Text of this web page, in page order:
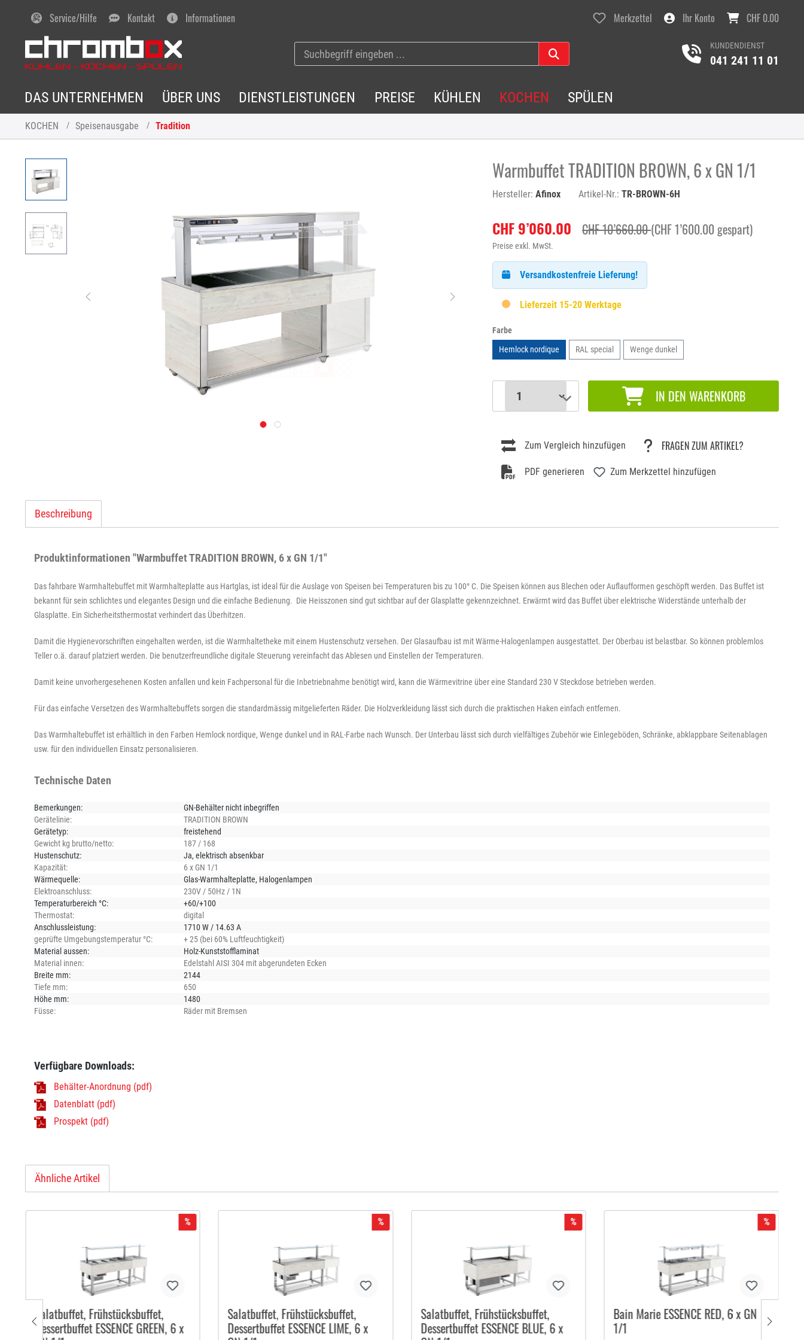
Service/Hilfe Kontakt Informationen Merkzettel Ihr Konto CHF 0.00
KUNDENDIENST
041 241 11 01
DAS UNTERNEHMEN ÜBER UNS DIENSTLEISTUNGEN PREISE KÜHLEN KOCHEN SPÜLEN
KOCHEN Speisenausgabe Tradition
Warmbuffet TRADITION BROWN, 6 x GN 1/1
Hersteller:Afinox Artikel-Nr.:TR-BROWN-6H
CHF 9’060.00 CHF 10’660.00(CHF 1’600.00 gespart)
Preise exkl. MwSt.
Versandkostenfreie Lieferung!
Lieferzeit 15-20 Werktage
Farbe
Hemlock nordique
RAL special Wenge dunkel
IN DEN WARENKORB
Zum Vergleich hinzufügen FRAGEN ZUM ARTIKEL?
PDF generieren Zum Merkzettel hinzufügen
Verfügbare Downloads:
Behälter-Anordnung (pdf)
Datenblatt (pdf)
Prospekt (pdf)
Beschreibung
Produktinformationen "Warmbuffet TRADITION BROWN, 6 x GN 1/1"
Das fahrbare Warmhaltebuffet mit Warmhalteplatte aus Hartglas, ist ideal für die Auslage von Speisen bei Temperaturen bis zu 100° C. Die Speisen können aus Blechen oder Auflaufformen geschöpft werden. Das Buffet ist
bekannt für sein schlichtes und elegantes Design und die einfache Bedienung. Die Heisszonen sind gut sichtbar auf der Glasplatte gekennzeichnet. Erwärmt wird das Buffet über elektrische Widerstände unterhalb der
Glasplatte. Ein Sicherheitsthermostat verhindert das Überhitzen.
Damit die Hygienevorschriften eingehalten werden, ist die Warmhaltetheke mit einem Hustenschutz versehen. Der Glasaufbau ist mit Wärme-Halogenlampen ausgestattet. Der Oberbau ist belastbar. So können problemlos
Teller o.ä. darauf platziert werden. Die benutzerfreundliche digitale Steuerung vereinfacht das Ablesen und Einstellen der Temperaturen.
Damit keine unvorhergesehenen Kosten anfallen und kein Fachpersonal für die Inbetriebnahme benötigt wird, kann die Wärmevitrine über eine Standard 230 V Steckdose betrieben werden.
Für das einfache Versetzen des Warmhaltebuffets sorgen die standardmässig mitgelieferten Räder. Die Holzverkleidung lässt sich durch die praktischen Haken einfach entfernen.
Das Warmhaltebuffet ist erhältlich in den Farben Hemlock nordique, Wenge dunkel und in RAL-Farbe nach Wunsch. Der Unterbau lässt sich durch vielfältiges Zubehör wie Einlegeböden, Schränke, abklappbare Seitenablagen
usw. für den individuellen Einsatz personalisieren.
Technische Daten
Bemerkungen:
GN-Behälter nicht inbegriffen
Gerätelinie:
TRADITION BROWN
Gerätetyp:
freistehend
Gewicht kg brutto/netto:
187 / 168
Hustenschutz:
Ja, elektrisch absenkbar
Kapazität:
6 x GN 1/1
Wärmequelle:
Glas-Warmhalteplatte, Halogenlampen
Elektroanschluss:
230V / 50Hz / 1N
Temperaturbereich °C:
+60/+100
Thermostat:
digital
Anschlussleistung:
1710 W / 14.63 A
geprüfte Umgebungstemperatur °C:
+ 25 (bei 60% Luftfeuchtigkeit)
Material aussen:
Holz-Kunststofflaminat
Material innen:
Edelstahl AISI 304 mit abgerundeten Ecken
Breite mm:
2144
Tiefe mm:
650
Höhe mm:
1480
Füsse:
Räder mit Bremsen
Ähnliche Artikel
%
Salatbuffet, Frühstücksbuffet,
Dessertbuffet ESSENCE GREEN, 6 x
%
Salatbuffet, Frühstücksbuffet,
Dessertbuffet ESSENCE LIME, 6 x
%
Salatbuffet, Frühstücksbuffet,
Dessertbuffet ESSENCE BLUE, 6 x
%
Bain Marie ESSENCE RED, 6 x GN
1/1